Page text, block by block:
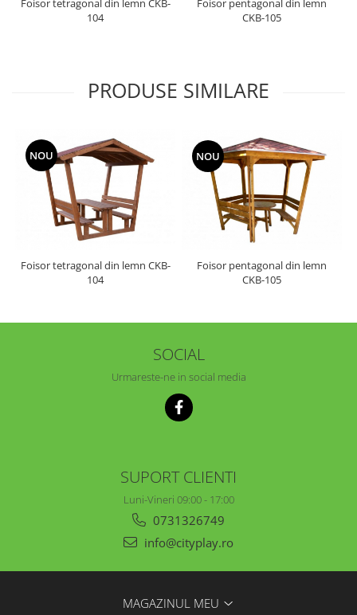
Foisor tetragonal din lemn CKB-
104
Foisor pentagonal din lemn
CKB-105
PRODUSE SIMILARE
NOU
Foisor tetragonal din lemn CKB-
104
NOU
Foisor pentagonal din lemn
CKB-105
SOCIAL
Urmareste-ne in social media
SUPORT CLIENTI
Luni-Vineri 09:00 - 17:00
0731326749
info@cityplay.ro
MAGAZINUL MEU